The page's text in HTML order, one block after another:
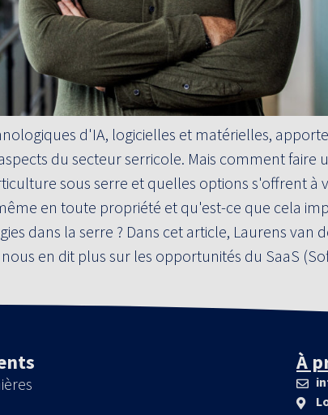
d'IA, logicielles et matérielles,
du secteur serricole. Mais comment faire
sous serre et quelles options s'offrent à
en toute propriété et qu'est-ce que cela
dans la serre ? Dans cet article, Laurens van
en dit plus sur les opportunités du SaaS
À